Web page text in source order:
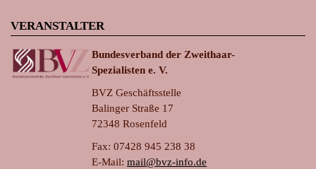
VERANSTALTER
Bundesverband der Zweithaar-
Spezialisten e. V.
BVZ Geschäftsstelle
Balinger Straße 17
72348 Rosenfeld
Fax: 07428 945 238 38
E-Mail: mail@bvz-info.de